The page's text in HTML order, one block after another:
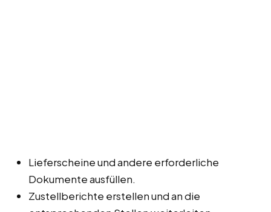
Lieferscheine und andere erforderliche
Dokumente ausfüllen.
Zustellberichte erstellen und an die